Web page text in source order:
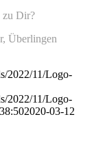
zu Dir?
Überlingen
2022/11/Logo-
2022/11/Logo-
2020-03-12